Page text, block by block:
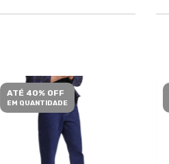
ATÉ 40% OFF
EM QUANTIDADE